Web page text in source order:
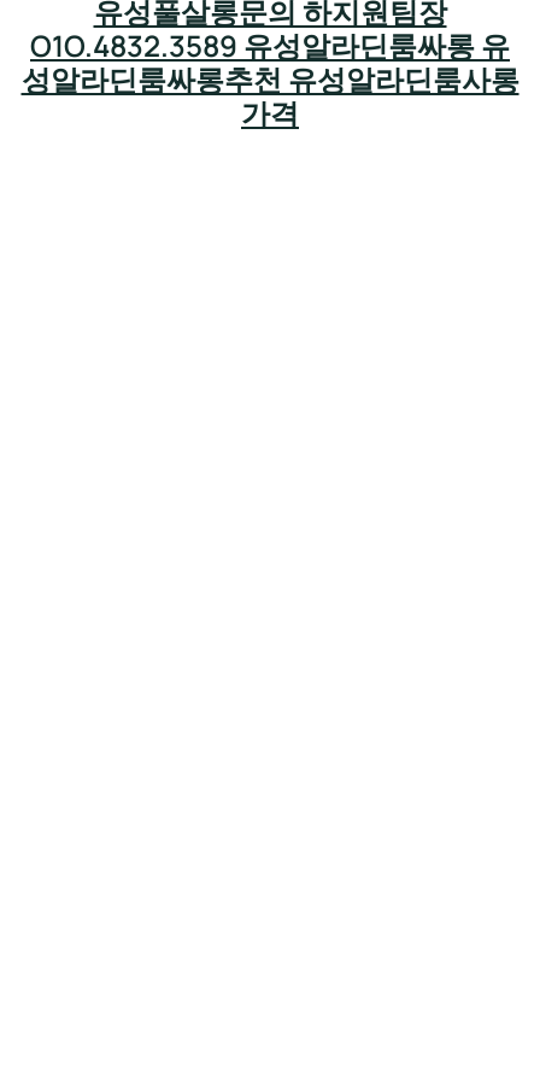
유성풀살롱문의 하지원팀장
O1O.4832.3589 유성알라딘룸싸롱 유
성알라딘룸싸롱추천 유성알라딘룸사롱
가격